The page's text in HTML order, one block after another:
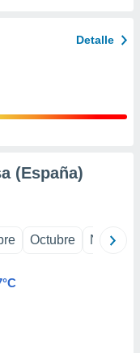
Detalle
(España)
Octubre